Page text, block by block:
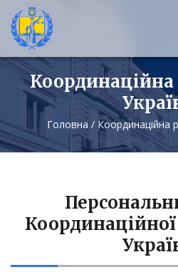
Головна / Координаційна